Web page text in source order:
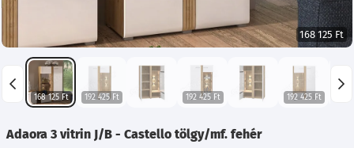
168 125 Ft
168 125 Ft 192 425 Ft 192 425 Ft 192 425 Ft
Adaora 3 vitrin J/B - Castello tölgy/mf. fehér